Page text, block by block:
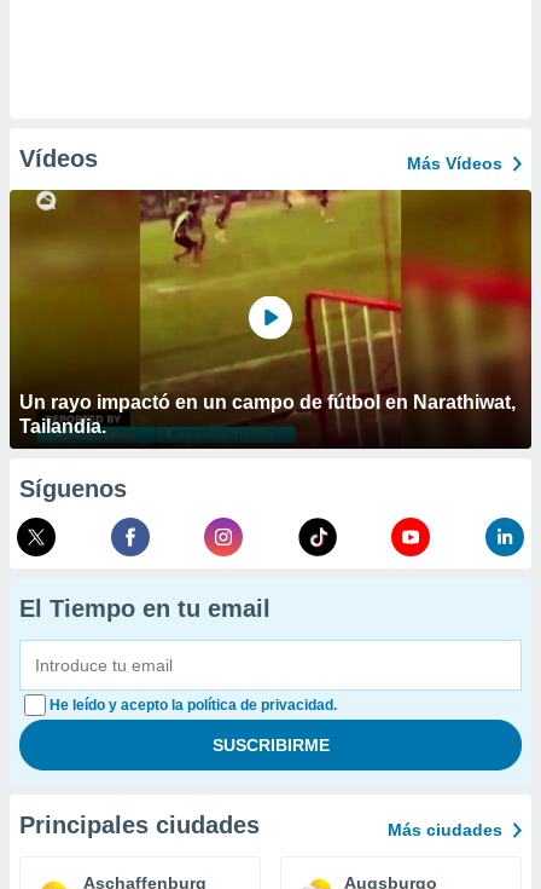
Vídeos Más Vídeos
Un rayo impactó en un campo de fútbol en Narathiwat,
Tailandia.
Síguenos
El Tiempo en tu email
He leído y acepto la política de privacidad.
Principales ciudades Más ciudades
Aschaffenburg Augsburgo